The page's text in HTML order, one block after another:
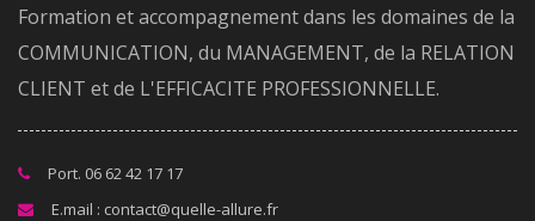
Formation et accompagnement dans les domaines de la
COMMUNICATION, du MANAGEMENT, de la RELATION
CLIENT et de L'EFFICACITE PROFESSIONNELLE.
Port. 06 62 42 17 17
E.mail : contact@quelle-allure.fr